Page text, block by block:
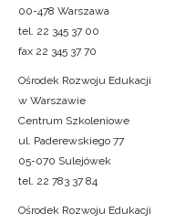
00-478 Warszawa
tel. 22 345 37 00
fax 22 345 37 70
Ośrodek Rozwoju Edukacji
w Warszawie
Centrum Szkoleniowe
ul. Paderewskiego 77
05-070 Sulejówek
tel. 22 783 37 84
Ośrodek Rozwoju Edukacji